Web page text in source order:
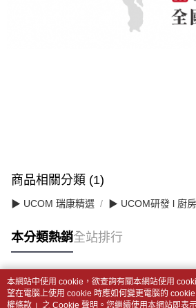
商品相關分類 (1)
▶ UCOM 瑞康精選 ▶ UCOM研發 l 廚
本分類熱銷全站排行
熱門標籤
本網站中使用 cookie，欲查詢有關本網站使用
望在電腦上使用 cookie 時應如何變更電腦的
權條款 」之 Cookie 聲明。您繼續使用本網站即表